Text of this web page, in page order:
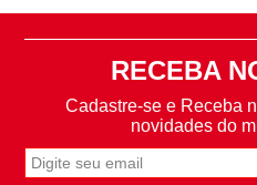
RECEBA
Cadastre-se e Receba
novidades do